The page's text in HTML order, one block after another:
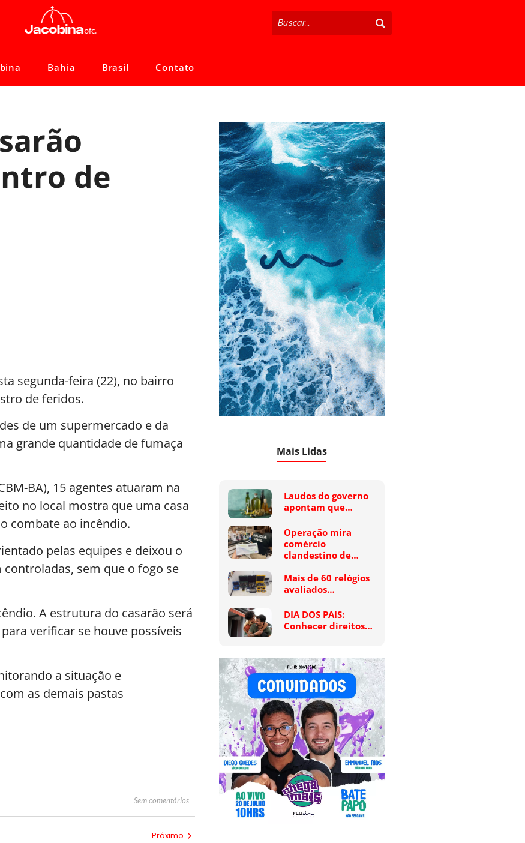
Bahia Brasil Contato
de
segunda-feira (22), no bairro
de feridos.
de um supermercado e da
grande quantidade de fumaça
BA), 15 agentes atuaram na
no local mostra que uma casa
combate ao incêndio.
pelas equipes e deixou o
sem que o fogo se
A estrutura do casarão será
verificar se houve possíveis
a situação e
as demais pastas
Sem comentários
Próximo
Mais Lidas
Laudos do governo
apontam que…
Operação mira
comércio
clandestino de…
Mais de 60 relógios
avaliados…
DIA DOS PAIS:
Conhecer direitos…